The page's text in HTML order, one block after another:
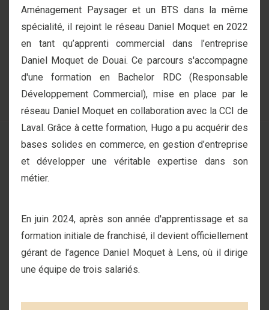
Aménagement Paysager et un BTS dans la même
spécialité, il rejoint le réseau Daniel Moquet en 2022
en tant qu’apprenti commercial dans l’entreprise
Daniel Moquet de Douai. Ce parcours s'accompagne
d'une formation en Bachelor RDC (Responsable
Développement Commercial), mise en place par le
réseau Daniel Moquet en collaboration avec la CCI de
Laval. Grâce à cette formation, Hugo a pu acquérir des
bases solides en commerce, en gestion d’entreprise
et développer une véritable expertise dans son
métier.
En juin 2024,après son année d'apprentissage et sa
formation initiale de franchisé, il devient officiellement
gérant de l’agence Daniel Moquet à Lens, où il dirige
une équipe de trois salariés.